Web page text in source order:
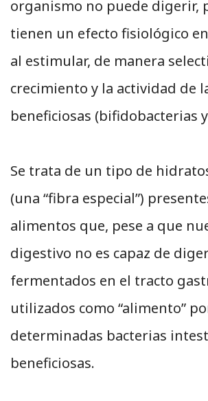
organismo no puede digerir,
tienen un efecto fisiológico
al estimular, de manera
crecimiento y la actividad de
beneficiosas (bifidobacterias
Se trata de un tipo de
(una “fibra especial”)
alimentos que, pese a que
digestivo no es capaz de
fermentados en el tracto
utilizados como “alimento”
determinadas bacterias
beneficiosas.